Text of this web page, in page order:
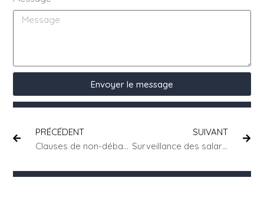
Envoyer le message
PRÉCÉDENT
Clauses de non-débauchage dans les contrats de travail : un piège juridique à éviter pour les employeurs
SUIVANT
Surveillance des salariés par l’IA : jusqu’où l’employeur peut-il aller légalement ?